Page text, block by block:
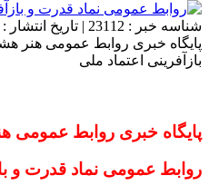
شناسه خبر : 23112 | تاریخ انتشار : 04 آوریل 2026 - 14:40 |
پایگاه خبری روابط عمومی هنر
بازآفرینی اعتماد ملی
پایگاه خبری روابط عمومی
روابط عمومی نماد قدرت و